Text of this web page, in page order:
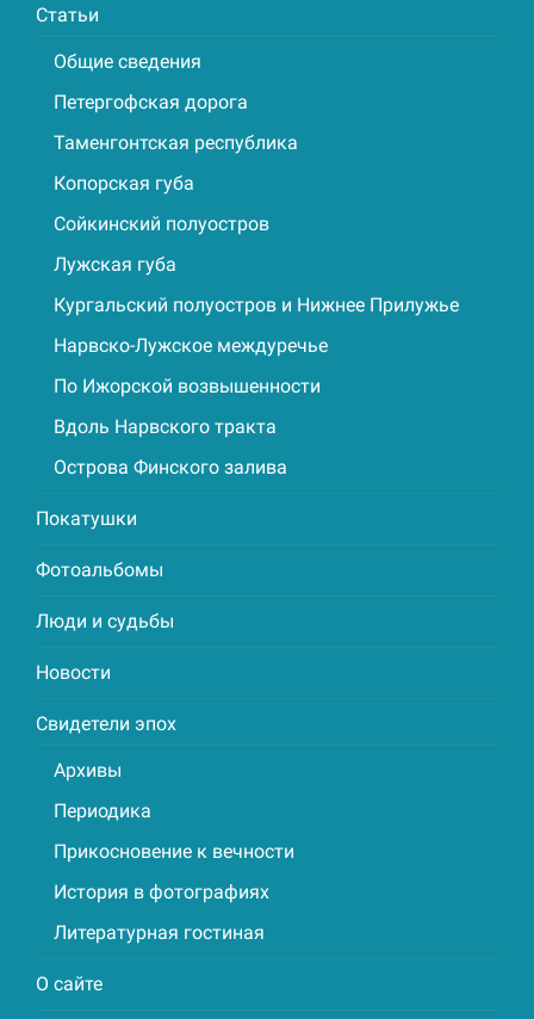
Статьи
Общие сведения
Петергофская дорога
Таменгонтская республика
Копорская губа
Сойкинский полуостров
Лужская губа
Кургальский полуостров и Нижнее Прилужье
Нарвско-Лужское междуречье
По Ижорской возвышенности
Вдоль Нарвского тракта
Острова Финского залива
Покатушки
Фотоальбомы
Люди и судьбы
Новости
Свидетели эпох
Архивы
Периодика
Прикосновение к вечности
История в фотографиях
Литературная гостиная
О сайте